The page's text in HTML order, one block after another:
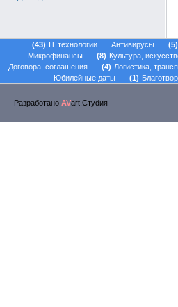
43 IT технологии Антивирусы 5
Микрофинансы
8 Культура,
Договора, соглашения
4 Логистика,
Юбилейные даты
1
Разработано AVart.Стуdия